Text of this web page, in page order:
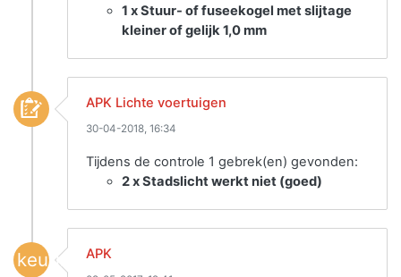
1 x Stuur- of fuseekogel met slijtage
kleiner of gelijk 1,0 mm
APK Lichte voertuigen
30-04-2018, 16:34
Tijdens de controle 1 gebrek(en) gevonden:
2 x Stadslicht werkt niet (goed)
keuring APK